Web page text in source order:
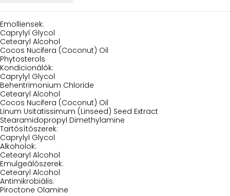
Emolliensek:
Caprylyl Glycol
Cetearyl Alcohol
Cocos Nucifera (Coconut) Oil
Phytosterols
Kondicionálók:
Caprylyl Glycol
Behentrimonium Chloride
Cetearyl Alcohol
Cocos Nucifera (Coconut) Oil
Linum Usitatissimum (Linseed) Seed Extract
Stearamidopropyl Dimethylamine
Tartósítószerek:
Caprylyl Glycol
Alkoholok:
Cetearyl Alcohol
Emulgeálószerek:
Cetearyl Alcohol
Antimikrobiális:
Piroctone Olamine